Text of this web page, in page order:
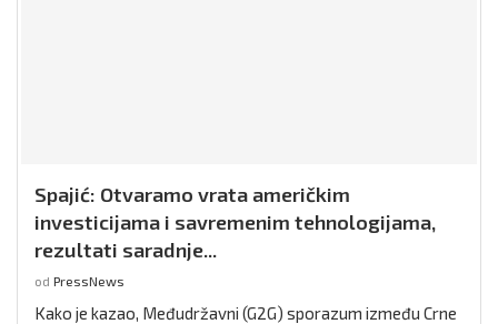
Spajić: Otvaramo vrata američkim
investicijama i savremenim tehnologijama,
rezultati saradnje...
od PressNews
Kako je kazao, Međudržavni (G2G) sporazum između Crne